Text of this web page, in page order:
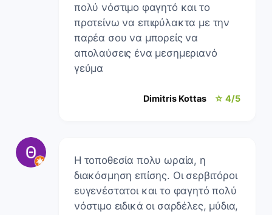
πολύ νόστιμο φαγητό και το
προτείνω να επιφύλακτα με την
παρέα σου να μπορείς να
απολαύσεις ένα μεσημεριανό
γεύμα
Dimitris Kottas ☆ 4/5
Η τοποθεσία πολυ ωραία, η
διακόσμηση επίσης. Οι σερβιτόροι
ευγενέστατοι και το φαγητό πολύ
νόστιμο ειδικά οι σαρδέλες, μύδια,